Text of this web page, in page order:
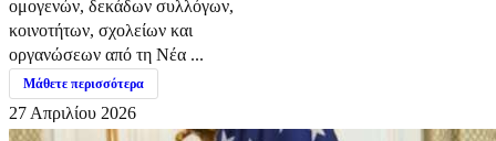
ομογενών, δεκάδων συλλόγων,
κοινοτήτων, σχολείων και
οργανώσεων από τη Νέα ...
Μάθετε περισσότερα
27 Απριλίου 2026